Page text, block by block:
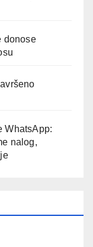
donose
WhatsApp:
nalog,